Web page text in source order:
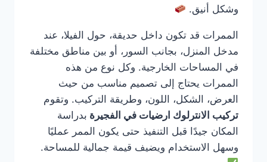
وشكل أنيق.
الممرات قد تكون داخل حديقة، حول الفيلا، عند
مدخل المنزل، بجانب السور، أو بين مناطق مختلفة
في المساحات الخارجية. وكل نوع من هذه
الممرات يحتاج إلى تصميم مناسب من حيث
العرض، الشكل، اللون، وطريقة التركيب. وتقوم
تركيب الانترلوك ارضيات في الفجيرة بدراسة
المكان جيدًا قبل التنفيذ حتى يكون الممر عمليًا
وسهل الاستخدام ويضيف قيمة جمالية للمساحة.